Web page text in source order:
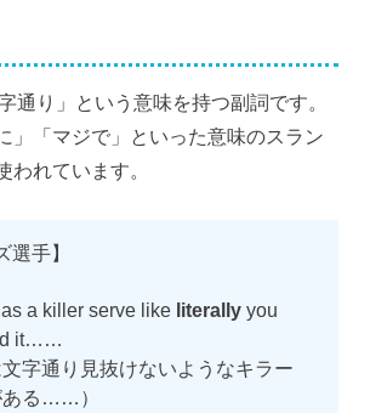
通り」という意味を持つ副詞です。
」「マジで」といった意味のスラン
われています。
選手】
a killer serve like literally you
it……
文字通り見抜けないようなキラー
ある……）